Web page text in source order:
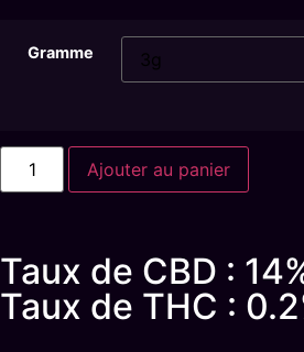
Gramme
Ajouter au panier
Taux de CBD :
Taux de THC :